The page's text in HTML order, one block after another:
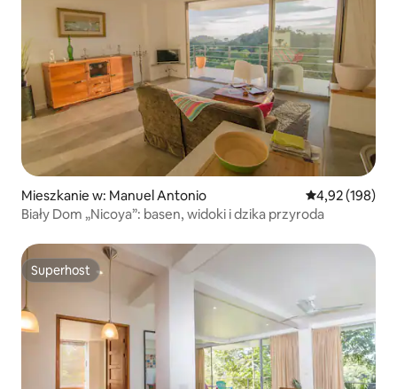
Mieszkanie w: Manuel Antonio Średnia
4,92 (198)
Biały Dom „Nicoya”: basen, widoki i dzika przyroda
Superhost
Superhost